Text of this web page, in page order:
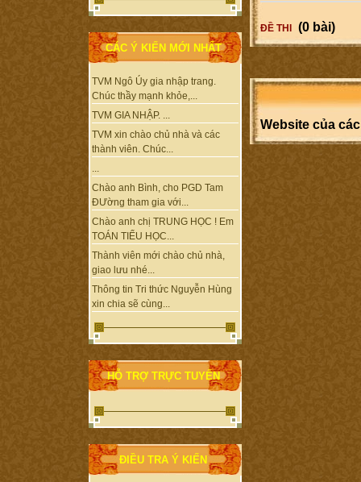
CÁC Ý KIẾN MỚI NHẤT
TVM Ngô Úy gia nhập trang.
Chúc thầy mạnh khỏe,...
TVM GIA NHẬP. ...
TVM xin chào chủ nhà và các
thành viên. Chúc...
...
Chào anh Bình, cho PGD Tam
ĐƯờng tham gia với...
Chào anh chị TRUNG HỌC ! Em
TOÁN TIỂU HỌC...
Thành viên mới chào chủ nhà,
giao lưu nhé...
Thông tin Tri thức Nguyễn Hùng
xin chia sẽ cùng...
HỖ TRỢ TRỰC TUYẾN
ĐIỀU TRA Ý KIẾN
ĐỀ THI (0 bài)
Website của